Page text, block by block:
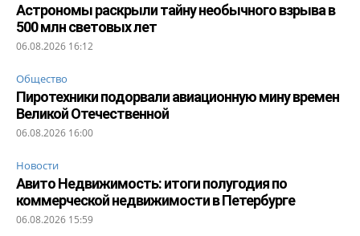
Астрономы раскрыли тайну необычного взрыва в
500 млн световых лет
06.08.2026 16:12
Общество
Пиротехники подорвали авиационную мину времен
Великой Отечественной
06.08.2026 16:00
Новости
Авито Недвижимость: итоги полугодия по
коммерческой недвижимости в Петербурге
06.08.2026 15:59